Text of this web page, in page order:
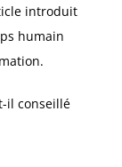
introduit
humain
il conseillé